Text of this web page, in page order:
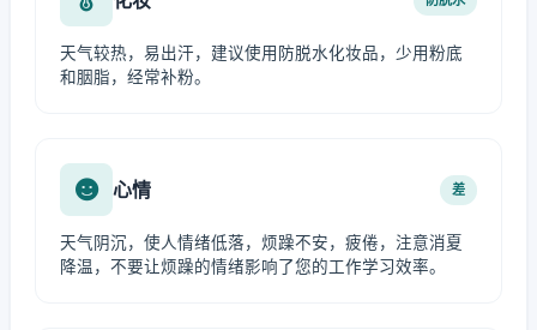
天气较热，易出汗，建议使用防脱水化妆品，少用粉底
和胭脂，经常补粉。
心情 差
天气阴沉，使人情绪低落，烦躁不安，疲倦，注意消夏
降温，不要让烦躁的情绪影响了您的工作学习效率。